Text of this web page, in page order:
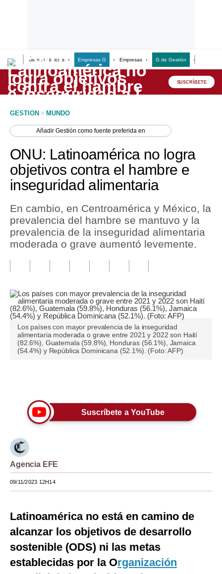
Últimas Noticias Empresas G Empresas G de Gestión
Lo último
Peru Quiosco
Economía
Mercados
Política
Tu Dinero
Finanzas Personales
Plus G
Opinión
Editorial
Tendencias
Lujo
Viajes
Moda
EEUU
México
España
SUSCRÍBETE
GESTION > MUNDO
AñadirGestión como fuente preferida en
ONU: Latinoamérica no logra
objetivos contra el hambre e
inseguridad alimentaria
En cambio, en Centroamérica y México, la
prevalencia del hambre se mantuvo y la
prevalencia de la inseguridad alimentaria
moderada o grave aumentó levemente.
Los países con mayor prevalencia de la inseguridad
alimentaria moderada o grave entre 2021 y 2022 son Haití
(82.6%), Guatemala (59.8%), Honduras (56.1%), Jamaica
(54.4%) y República Dominicana (52.1%). (Foto: AFP)
Suscríbete a YouTube
Agencia EFE
09/11/2023 12H14
Latinoamérica no está en camino de
alcanzar los objetivos de desarrollo
sostenible (ODS) ni las metas
establecidas por la Organización